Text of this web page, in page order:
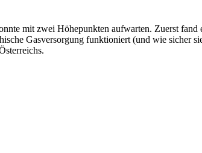
mit zwei Höhepunkten aufwarten. Zuerst
Gasversorgung funktioniert (und wie sicher